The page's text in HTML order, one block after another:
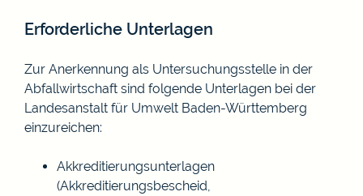
Erforderliche Unterlagen
Zur Anerkennung als Untersuchungsstelle in der
Abfallwirtschaft sind folgende Unterlagen bei der
Landesanstalt für Umwelt Baden-Württemberg
einzureichen:
Akkreditierungsunterlagen
(Akkreditierungsbescheid,